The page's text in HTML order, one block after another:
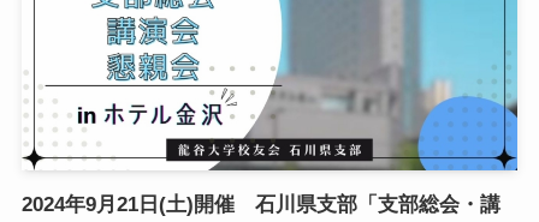
2024年9月21日(土)開催 石川県支部「支部総会・講